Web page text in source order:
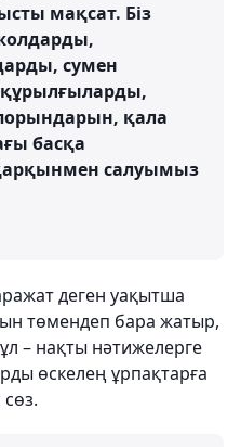
мақсат. Біз
сумен
құрылғыларды,
қала
басқа
салуымыз
деген уақытша
төмендеп бара жатыр,
– нақты нәтижелерге
өскелең ұрпақтарға